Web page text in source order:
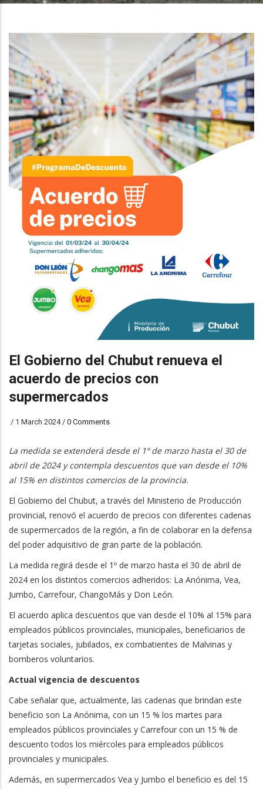
El Gobierno del Chubut renueva el
acuerdo de precios con
supermercados
/ 1 March 2024 / 0 Comments
La medida se extenderá desde el 1º de marzo hasta el 30 de
abril de 2024 y contempla descuentos que van desde el 10%
al 15% en distintos comercios de la provincia.
El Gobierno del Chubut, a través del Ministerio de Producción
provincial, renovó el acuerdo de precios con diferentes cadenas
de supermercados de la región, a fin de colaborar en la defensa
del poder adquisitivo de gran parte de la población.
La medida regirá desde el 1º de marzo hasta el 30 de abril de
2024 en los distintos comercios adheridos: La Anónima, Vea,
Jumbo, Carrefour, ChangoMás y Don León.
El acuerdo aplica descuentos que van desde el 10% al 15% para
empleados públicos provinciales, municipales, beneficiarios de
tarjetas sociales, jubilados, ex combatientes de Malvinas y
bomberos voluntarios.
Actual vigencia de descuentos
Cabe señalar que, actualmente, las cadenas que brindan este
beneficio son La Anónima, con un 15 % los martes para
empleados públicos provinciales y Carrefour con un 15 % de
descuento todos los miércoles para empleados públicos
provinciales y municipales.
Además, en supermercados Vea y Jumbo el beneficio es del 15